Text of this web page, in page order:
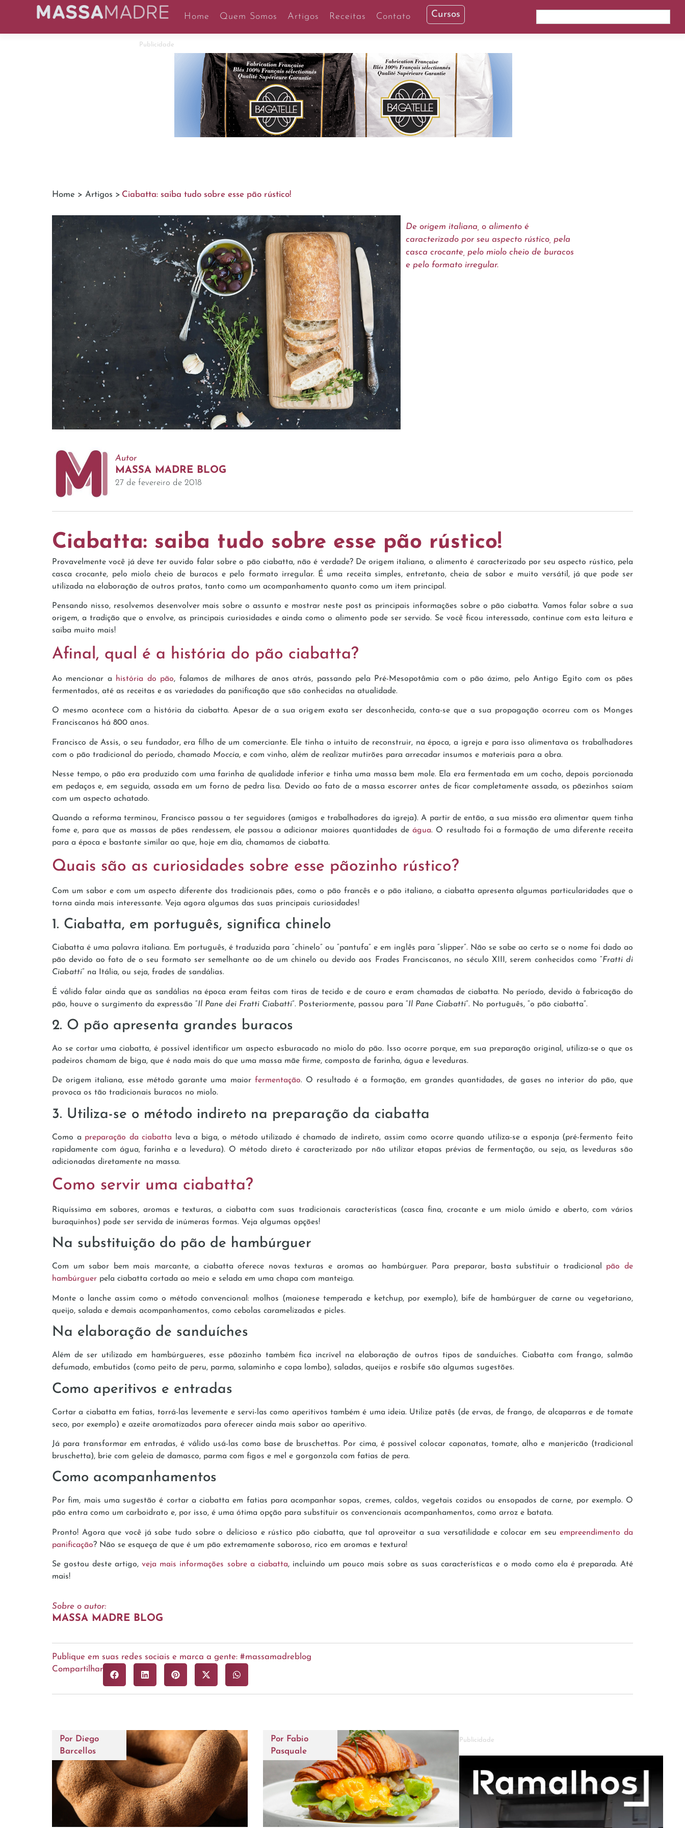
Home Quem Somos Artigos Receitas Contato Cursos
Publicidade
Home > Artigos > Ciabatta: saiba tudo sobre esse pão rústico!
De origem italiana, o alimento é
caracterizado por seu aspecto rústico, pela
casca crocante, pelo miolo cheio de buracos
e pelo formato irregular.
Autor
MASSA MADRE BLOG
27 de fevereiro de 2018
Ciabatta: saiba tudo sobre esse pão rústico!
Provavelmente você já deve ter ouvido falar sobre o pão ciabatta, não é verdade? De origem italiana, o alimento é caracterizado por seu aspecto rústico, pela
casca crocante, pelo miolo cheio de buracos e pelo formato irregular. É uma receita simples, entretanto, cheia de sabor e muito versátil, já que pode ser
utilizada na elaboração de outros pratos, tanto como um acompanhamento quanto como um item principal.
Pensando nisso, resolvemos desenvolver mais sobre o assunto e mostrar neste post as principais informações sobre o pão ciabatta. Vamos falar sobre a sua
origem, a tradição que o envolve, as principais curiosidades e ainda como o alimento pode ser servido. Se você ficou interessado, continue com esta leitura e
saiba muito mais!
Afinal, qual é a história do pão ciabatta?
Ao mencionar a história do pão, falamos de milhares de anos atrás, passando pela Pré-Mesopotâmia com o pão ázimo, pelo Antigo Egito com os pães
fermentados, até as receitas e as variedades da panificação que são conhecidas na atualidade.
O mesmo acontece com a história da ciabatta. Apesar de a sua origem exata ser desconhecida, conta-se que a sua propagação ocorreu com os Monges
Franciscanos há 800 anos.
Francisco de Assis, o seu fundador, era filho de um comerciante. Ele tinha o intuito de reconstruir, na época, a igreja e para isso alimentava os trabalhadores
com o pão tradicional do período, chamado Moccia, e com vinho, além de realizar mutirões para arrecadar insumos e materiais para a obra.
Nesse tempo, o pão era produzido com uma farinha de qualidade inferior e tinha uma massa bem mole. Ela era fermentada em um cocho, depois porcionada
em pedaços e, em seguida, assada em um forno de pedra lisa. Devido ao fato de a massa escorrer antes de ficar completamente assada, os pãezinhos saíam
com um aspecto achatado.
Quando a reforma terminou, Francisco passou a ter seguidores (amigos e trabalhadores da igreja). A partir de então, a sua missão era alimentar quem tinha
fome e, para que as massas de pães rendessem, ele passou a adicionar maiores quantidades deágua. O resultado foi a formação de uma diferente receita
para a época e bastante similar ao que, hoje em dia, chamamos de ciabatta.
Quais são as curiosidades sobre esse pãozinho rústico?
Com um sabor e com um aspecto diferente dos tradicionais pães, como o pão francês e o pão italiano, a ciabatta apresenta algumas particularidades que o
torna ainda mais interessante. Veja agora algumas das suas principais curiosidades!
1. Ciabatta, em português, significa chinelo
Ciabatta é uma palavra italiana. Em português, é traduzida para “chinelo” ou “pantufa” e em inglês para “slipper”. Não se sabe ao certo se o nome foi dado ao
pão devido ao fato de o seu formato ser semelhante ao de um chinelo ou devido aos Frades Franciscanos, no século XIII, serem conhecidos como “Fratti di
Ciabatti” na Itália, ou seja, frades de sandálias.
É válido falar ainda que as sandálias na época eram feitas com tiras de tecido e de couro e eram chamadas de ciabatta. No período, devido à fabricação do
pão, houve o surgimento da expressão “Il Pane dei Fratti Ciabatti”. Posteriormente, passou para “Il Pane Ciabatti”. No português, “o pão ciabatta”.
2. O pão apresenta grandes buracos
Ao se cortar uma ciabatta, é possível identificar um aspecto esburacado no miolo do pão. Isso ocorre porque, em sua preparação original, utiliza-se o que os
padeiros chamam de biga, que é nada mais do que uma massa mãe firme, composta de farinha, água e leveduras.
De origem italiana, esse método garante uma maior fermentação. O resultado é a formação, em grandes quantidades, de gases no interior do pão, que
provoca os tão tradicionais buracos no miolo.
3. Utiliza-se o método indireto na preparação da ciabatta
Como a preparação da ciabatta leva a biga, o método utilizado é chamado de indireto, assim como ocorre quando utiliza-se a esponja (pré-fermento feito
rapidamente com água, farinha e a levedura). O método direto é caracterizado por não utilizar etapas prévias de fermentação, ou seja, as leveduras são
adicionadas diretamente na massa.
Como servir uma ciabatta?
Riquíssima em sabores, aromas e texturas, a ciabatta com suas tradicionais características (casca fina, crocante e um miolo úmido e aberto, com vários
buraquinhos) pode ser servida de inúmeras formas. Veja algumas opções!
Na substituição do pão de hambúrguer
Com um sabor bem mais marcante, a ciabatta oferece novas texturas e aromas ao hambúrguer. Para preparar, basta substituir o tradicional pão de
hambúrguer pela ciabatta cortada ao meio e selada em uma chapa com manteiga.
Monte o lanche assim como o método convencional: molhos (maionese temperada e ketchup, por exemplo), bife de hambúrguer de carne ou vegetariano,
queijo, salada e demais acompanhamentos, como cebolas caramelizadas e picles.
Na elaboração de sanduíches
Além de ser utilizado em hambúrgueres, esse pãozinho também fica incrível na elaboração de outros tipos de sanduíches. Ciabatta com frango, salmão
defumado, embutidos (como peito de peru, parma, salaminho e copa lombo), saladas, queijos e rosbife são algumas sugestões.
Como aperitivos e entradas
Cortar a ciabatta em fatias, torrá-las levemente e servi-las como aperitivos também é uma ideia. Utilize patês (de ervas, de frango, de alcaparras e de tomate
seco, por exemplo) e azeite aromatizados para oferecer ainda mais sabor ao aperitivo.
Já para transformar em entradas, é válido usá-las como base de bruschettas. Por cima, é possível colocar caponatas, tomate, alho e manjericão (tradicional
bruschetta), brie com geleia de damasco, parma com figos e mel e gorgonzola com fatias de pera.
Como acompanhamentos
Por fim, mais uma sugestão é cortar a ciabatta em fatias para acompanhar sopas, cremes, caldos, vegetais cozidos ou ensopados de carne, por exemplo. O
pão entra como um carboidrato e, por isso, é uma ótima opção para substituir os convencionais acompanhamentos, como arroz e batata.
Pronto! Agora que você já sabe tudo sobre o delicioso e rústico pão ciabatta, que tal aproveitar a sua versatilidade e colocar em seuempreendimento da
panificação? Não se esqueça de que é um pão extremamente saboroso, rico em aromas e textura!
Se gostou deste artigo,veja mais informações sobre a ciabatta, incluindo um pouco mais sobre as suas características e o modo como ela é preparada. Até
mais!
Sobre o autor:
MASSA MADRE BLOG
Publique em suas redes sociais e marca a gente: #massamadreblog
Compartilhar
Por Diego
Barcellos
Por Fabio
Pasquale
Publicidade